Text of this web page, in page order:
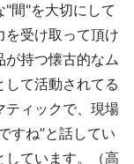
間"を大切にして
を受け取って頂け
が持つ懐古的なム
て活動されてる
ティックで、現場
すね”と話してい
しています。（高